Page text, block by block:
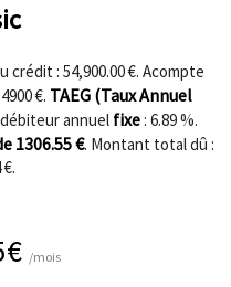
: 54,900.00 €. Acompte
€. TAEG (Taux Annuel
annuel fixe: 6.89%.
1306.55€. Montant total dû :
€.
€ /mois